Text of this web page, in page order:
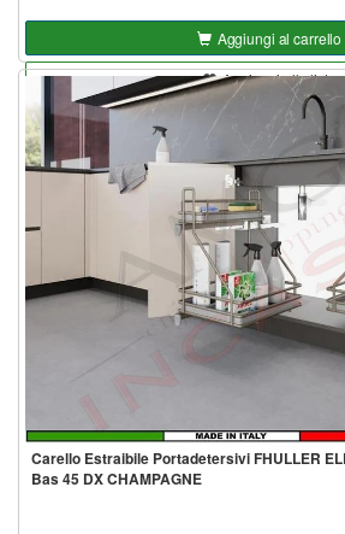
Aggiungi al carrello
Aggiungi alla lista
Carello Estraibile Portadetersivi FHULLER
Bas 45 DX CHAMPAGNE